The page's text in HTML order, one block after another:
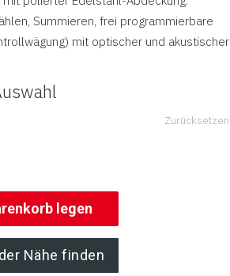
Summieren, frei programmierbare
mit optischer und akustischer
Zurücksetzen
legen
Nähe finden